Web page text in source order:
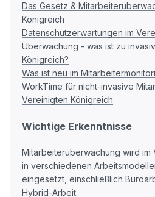
Das Gesetz &
Königreich
Datenschutzerwartungen im
Überwachung - was ist zu
Königreich?
Was ist neu im
WorkTime für nicht-invasive
Vereinigten Königreich
Wichtige Erkenntnisse
Mitarbeiterüberwachung wird im
in verschiedenen
eingesetzt, einschließlich
Hybrid-Arbeit.